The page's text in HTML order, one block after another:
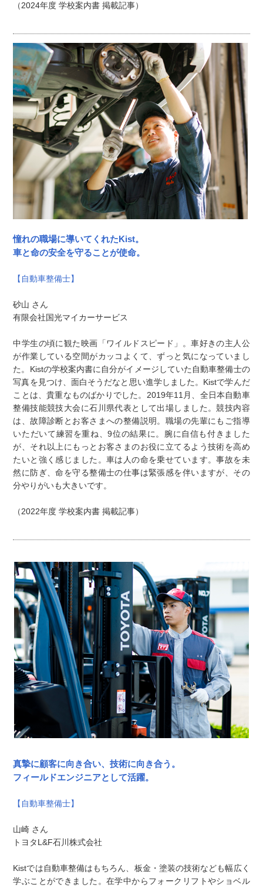
（2024年度 学校案内書 掲載記事）
憧れの職場に導いてくれたKist。
車と命の安全を守ることが使命。
【自動車整備士】
砂山 さん
有限会社国光マイカーサービス
中学生の頃に観た映画「ワイルドスピード」。車好きの主人公
が作業している空間がカッコよくて、ずっと気になっていまし
た。Kistの学校案内書に自分がイメージしていた自動車整備士の
写真を見つけ、面白そうだなと思い進学しました。Kistで学んだ
ことは、貴重なものばかりでした。2019年11月、全日本自動車
整備技能競技大会に石川県代表として出場しました。競技内容
は、故障診断とお客さまへの整備説明。職場の先輩にもご指導
いただいて練習を重ね、9位の結果に。腕に自信も付きました
が、それ以上にもっとお客さまのお役に立てるよう技術を高め
たいと強く感じました。車は人の命を乗せています。事故を未
然に防ぎ、命を守る整備士の仕事は緊張感を伴いますが、その
分やりがいも大きいです。
（2022年度 学校案内書 掲載記事）
真摯に顧客に向き合い、技術に向き合う。
フィールドエンジニアとして活躍。
【自動車整備士】
山崎 さん
トヨタL&F石川株式会社
Kistでは自動車整備はもちろん、板金・塗装の技術なども幅広く
学ぶことができました。在学中からフォークリフトやショベル